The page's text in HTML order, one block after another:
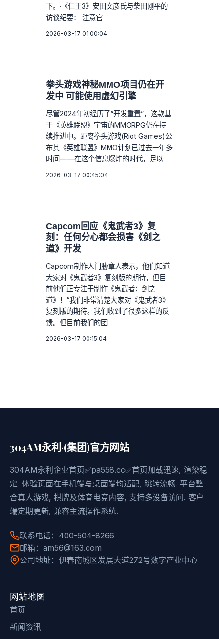
下。·《仁王3》安田文彦氏与柴田刚平的
访谈纪要： 注意官
2026-03-17 01:00:04
拳头游戏神秘MMO项目仍在开
发中 可能使用虚幻引擎
尽管2024年初经历了“开发重置”，这款基
于《英雄联盟》宇宙的MMORPG仍在持
续推进中。距离拳头游戏(Riot Games)公
布其《英雄联盟》MMO计划已过去一年多
时间——在这个信息爆炸的时代，足以
2026-03-17 00:45:04
Capcom回应《鬼武者3》复
刻：任何分心都会损害《剑之
道》开发
Capcom制作人门胁章人表示，他们知道
大家对《鬼武者3》复刻版的期待，但目
前他们正专注于制作《鬼武者：剑之
道》！“我们非常清楚大家对《鬼武者3》
复刻版的期待。我们收到了很多这样的反
馈。但目前我们的团
2026-03-17 00:15:04
304AM永利·(集团)官方网站
304AM永利企业首页✅pa558.cc✅首页加载迅速, 渲染稳
定. 体验页面在手机端与桌面端均适配, 跳转流畅. 平台整
合真人游戏, 棋牌及体育电竞内容, 支持多设备访问. 客户
端定期更新, 兼容主流操作系统.
联系电话：400-504-8266
邮箱：am56@163.com
公司地址：伊春南城区发展大道272号数字产业中心
网站地图
首页
新闻资讯